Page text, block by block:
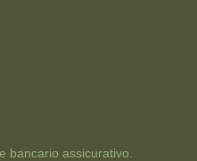
bancario assicurativo.